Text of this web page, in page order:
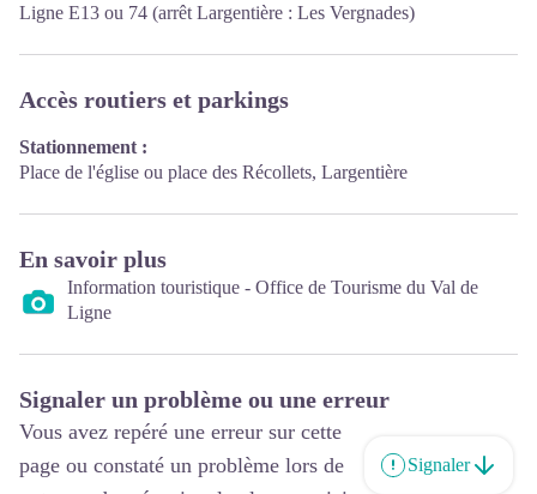
Ligne E13 ou 74 (arrêt Largentière : Les Vergnades)
Accès routiers et parkings
Stationnement :
Place de l'église ou place des Récollets, Largentière
En savoir plus
Information touristique - Office de Tourisme du Val de
Ligne
Signaler un problème ou une erreur
Vous avez repéré une erreur sur cette
page ou constaté un problème lors de
Signaler